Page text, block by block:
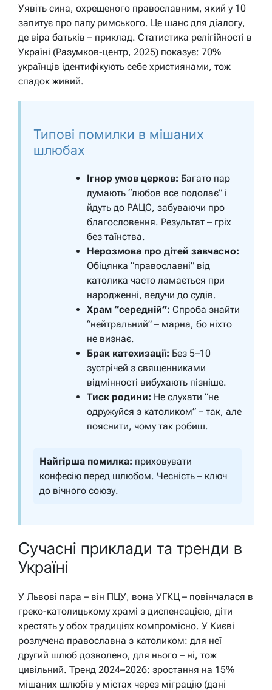
Уявіть сина, охрещеного православним, який у 10
запитує про папу римського. Це шанс для діалогу,
де віра батьків – приклад. Статистика релігійності в
Україні (Разумков-центр, 2025) показує: 70%
українців ідентифікують себе християнами, тож
спадок живий.
Типові помилки в мішаних
шлюбах
Ігнор умов церков: Багато пар
думають “любов все подолає” і
йдуть до РАЦС, забуваючи про
благословення. Результат – гріх
без таїнства.
Нерозмова про дітей завчасно:
Обіцянка “православні” від
католика часто ламається при
народженні, ведучи до судів.
Храм “середній”: Спроба знайти
“нейтральний” – марна, бо ніхто
не визнає.
Брак катехизації: Без 5–10
зустрічей з священниками
відмінності вибухають пізніше.
Тиск родини: Не слухати “не
одружуйся з католиком” – так, але
пояснити, чому так робиш.
Найгірша помилка: приховувати
конфесію перед шлюбом. Чесність – ключ
до вічного союзу.
Сучасні приклади та тренди в
Україні
У Львові пара – він ПЦУ, вона УГКЦ – повінчалася в
греко-католицькому храмі з диспенсацією, діти
хрестять у обох традиціях компромісно. У Києві
розлучена православна з католиком: для неї
другий шлюб дозволено, для нього – ні, тож
цивільний. Тренд 2024–2026: зростання на 15%
мішаних шлюбів у містах через міграцію (дані